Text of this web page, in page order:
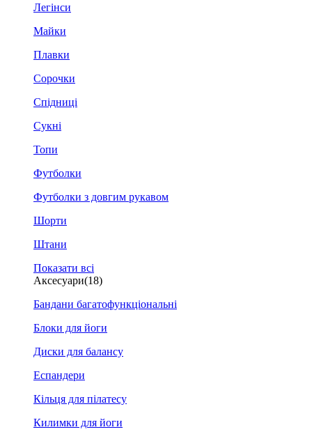
Легінси
Майки
Плавки
Сорочки
Спідниці
Сукні
Топи
Футболки
Футболки з довгим рукавом
Шорти
Штани
Показати всі
Аксесуари(18)
Бандани багатофункціональні
Блоки для йоги
Диски для балансу
Еспандери
Кільця для пілатесу
Килимки для йоги